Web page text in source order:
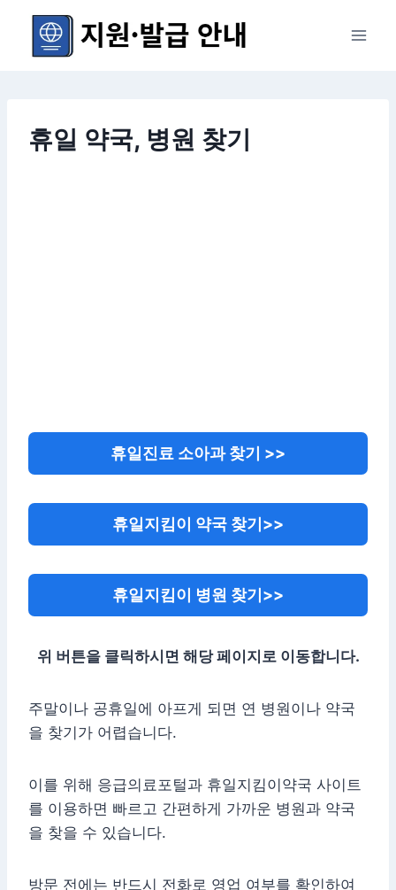
content
휴일 약국, 병원 찾기
휴일진료 소아과 찾기 >>
휴일지킴이 약국 찾기>>
휴일지킴이 병원 찾기>>
위 버튼을 클릭하시면 해당 페이지로 이동합니다.
주말이나 공휴일에 아프게 되면 연 병원이나 약국
을 찾기가 어렵습니다.
이를 위해 응급의료포털과 휴일지킴이약국 사이트
를 이용하면 빠르고 간편하게 가까운 병원과 약국
을 찾을 수 있습니다.
방문 전에는 반드시 전화로 영업 여부를 확인하여